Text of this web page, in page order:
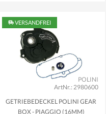
VERSANDFREI
ArtNr.: 2980600
POLINI
GETRIEBEDECKEL POLINI GEAR
BOX - PIAGGIO (16MM)